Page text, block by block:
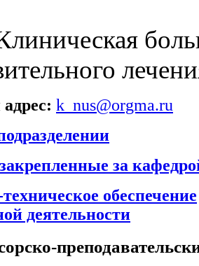
k_nus@orgma.ru
за
обеспечение
деятельности